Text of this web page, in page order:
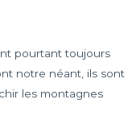
pourtant toujours
notre néant, ils sont
les montagnes